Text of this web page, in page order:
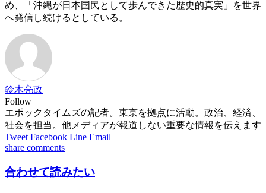
め、「沖縄が日本国民として歩んできた歴史的真実」を世界
へ発信し続けるとしている。
鈴木亮政
Follow
エポックタイムズの記者。東京を拠点に活動。政治、経済、
社会を担当。他メディアが報道しない重要な情報を伝えます
Tweet Facebook Line Email
share comments
合わせて読みたい